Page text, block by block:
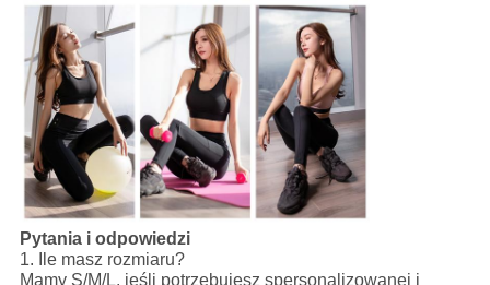
Pytania i odpowiedzi
1. Ile masz rozmiaru?
Mamy S/M/L, jeśli potrzebujesz spersonalizowanej i